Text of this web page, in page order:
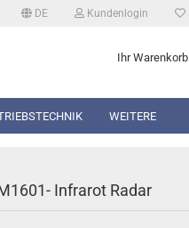
DE Kundenlogin
Ihr Warenkorb
WEITERE
Infrarot Radar